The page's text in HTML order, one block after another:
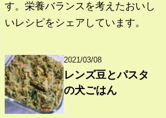
す。栄養バランスを考えたおいし
いレシピをシェアしています。
2021/03/08
レンズ豆とパスタ
の犬ごはん